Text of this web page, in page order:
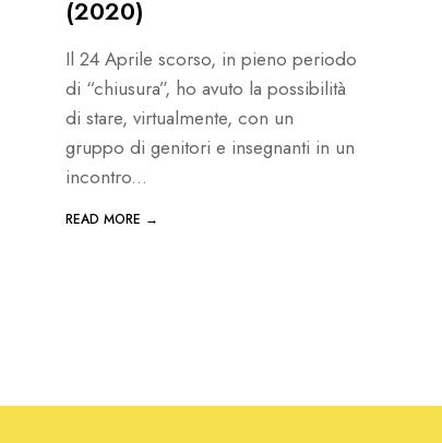
(2020)
Il 24 Aprile scorso, in pieno periodo
di “chiusura”, ho avuto la possibilità
di stare, virtualmente, con un
gruppo di genitori e insegnanti in un
incontro...
READ MORE →